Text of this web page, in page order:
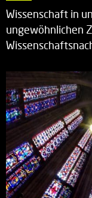
Wissenschaft in
ungewöhnlichen